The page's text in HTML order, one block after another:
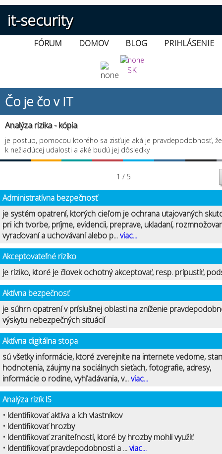
it-security
FÓRUM DOMOV BLOG PRIHLÁSENIE
SK
Čo je čo v IT
Analýza rizika - kópia
je postup, pomocou ktorého sa zisťuje aká je pravdepodobnosť,
k nežiadúcej udalosti a aké budú jej dôsledky
1 / 5
Administratívna bezpečnosť
je systém opatrení, ktorých cieľom je ochrana utajovaných
pri ich tvorbe, príjme, evidencii, preprave, ukladaní,
vyraďovaní a uchovávaní alebo p...viac...
Akceptovateľné riziko
je riziko, ktoré je človek ochotný akceptovať, resp. pripustiť,
Aktívna bezpečnosť
je súhrn opatrení v príslušnej oblasti na zníženie
výskytu nebezpečných situácií
Aktívna digitálna stopa
sú všetky informácie, ktoré zverejníte na internete vedome,
hodnotenia, záujmy na sociálnych sieťach, fotografie, adresy,
informácie o rodine, vyhľadávania, v...viac...
Analýza rizík IS
• Identifikovať aktíva a ich vlastníkov
• Identifikovať hrozby
• Identifikovať zraniteľnosti, ktoré by hrozby mohli využiť
• Identifikovať pravdepodobnosti a ...viac...